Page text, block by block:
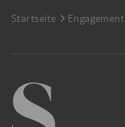
Footer
Startseite Engagement